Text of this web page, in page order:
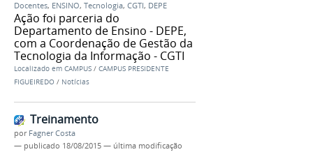
Docentes, ENSINO, Tecnologia, CGTI, DEPE
Ação foi parceria do
Departamento de Ensino - DEPE,
com a Coordenação de Gestão da
Tecnologia da Informação - CGTI
Localizado em CAMPUS / CAMPUS PRESIDENTE
FIGUEIREDO / Notícias
Treinamento
por Fagner Costa
— publicado 18/08/2015 — última modificação